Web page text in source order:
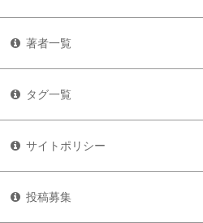
著者一覧
タグ一覧
サイトポリシー
投稿募集